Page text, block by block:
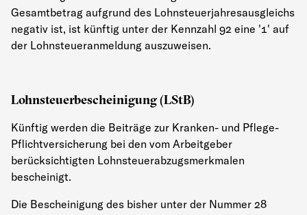
Gesamtbetrag aufgrund des Lohnsteuerjahresausgleichs
negativ ist, ist künftig unter der Kennzahl 92 eine '1' auf
der Lohnsteueranmeldung auszuweisen.
Lohnsteuerbescheinigung (LStB)
Künftig werden die Beiträge zur Kranken- und Pflege-
Pflichtversicherung bei den vom Arbeitgeber
berücksichtigten Lohnsteuerabzugsmerkmalen
bescheinigt.
Die Bescheinigung des bisher unter der Nummer 28